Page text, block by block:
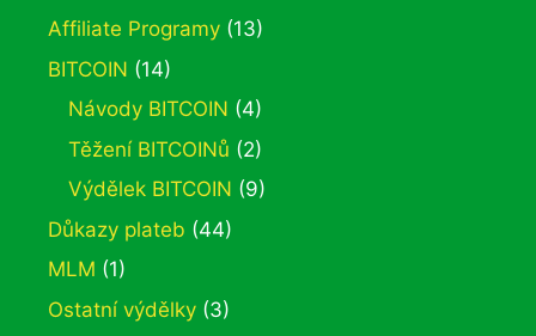
Affiliate Programy (13)
BITCOIN (14)
Návody BITCOIN (4)
Těžení BITCOINů (2)
Výdělek BITCOIN (9)
Důkazy plateb (44)
MLM (1)
Ostatní výdělky (3)